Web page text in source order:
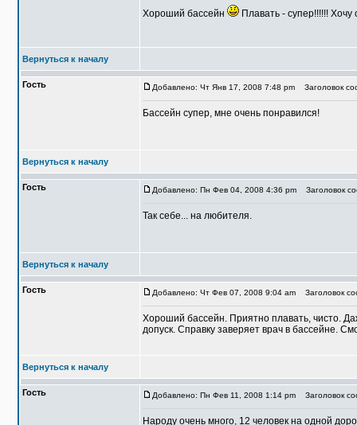
Хороший бассейн Плавать - супер!!!!!! Хочу
Вернуться к началу
Гость Добавлено: Чт Янв 17, 2008 7:48 pm Заголовок
Бассейн супер, мне очень понравился!
Вернуться к началу
Гость Добавлено: Пн Фев 04, 2008 4:36 pm Заголовок
Так себе... на любителя.
Вернуться к началу
Гость Добавлено: Чт Фев 07, 2008 9:04 am Заголовок
Хороший бассейн. Приятно плавать, чисто.
допуск. Справку заверяет врач в бассейне.
Вернуться к началу
Гость Добавлено: Пн Фев 11, 2008 1:14 pm Заголовок
Народу очень много, 12 человек на одной